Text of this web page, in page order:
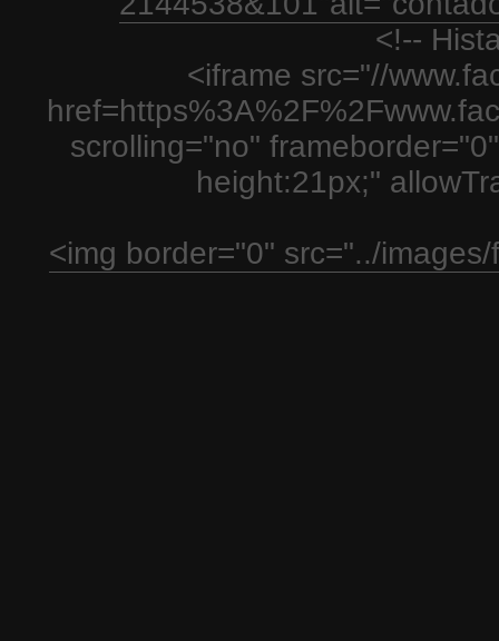
<!--
<iframe src="//
scrolling="no"
height:21px;"
<img border="0" src="../